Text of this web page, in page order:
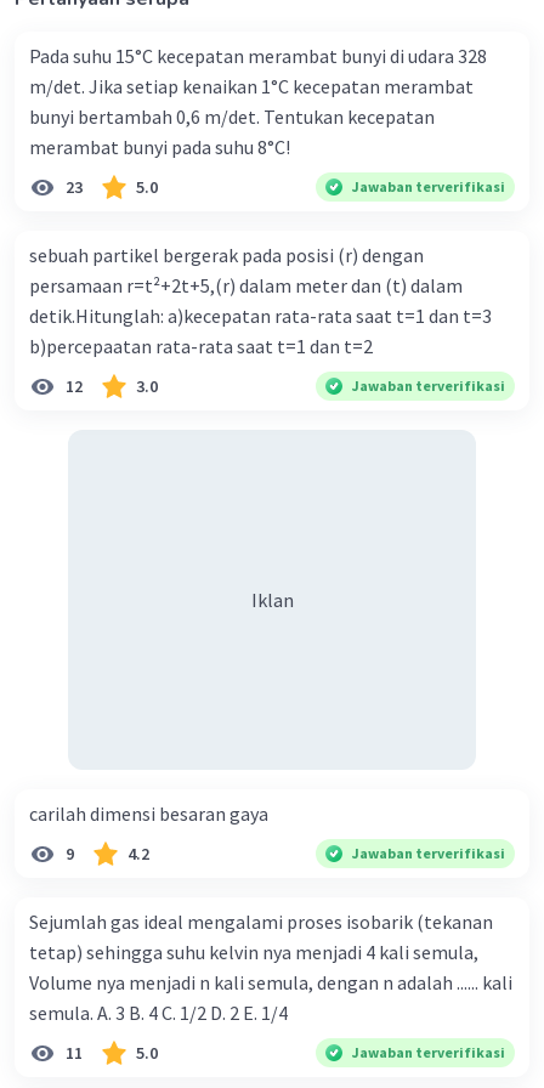
Es = kq/10²
Es = 1/100 (kq)
- rt>R
Et = kq/rt²
Et = kq/15²
Sehingga, pernyataan yang sesuai adalah
Er/Es = (1/25) / (1/100)
Er/Es = 100/25
Er/Es = 4
Er = 4 Es
Pada suhu 15°C kecepatan merambat bunyi di udara 328
m/det. Jika setiap kenaikan 1°C kecepatan merambat
bunyi bertambah 0,6 m/det. Tentukan kecepatan
merambat bunyi pada suhu 8°C!
23 5.0 Jawaban terverifikasi
sebuah partikel bergerak pada posisi (r) dengan
persamaan r=t²+2t+5,(r) dalam meter dan (t) dalam
detik.Hitunglah: a)kecepatan rata-rata saat t=1 dan t=3
b)percepaatan rata-rata saat t=1 dan t=2
12 3.0 Jawaban terverifikasi
Iklan
carilah dimensi besaran gaya
9 4.2 Jawaban terverifikasi
Sejumlah gas ideal mengalami proses isobarik (tekanan
tetap) sehingga suhu kelvin nya menjadi 4 kali semula,
Volume nya menjadi n kali semula, dengan n adalah ...... kali
semula. A. 3 B. 4 C. 1/2 D. 2 E. 1/4
11 5.0 Jawaban terverifikasi